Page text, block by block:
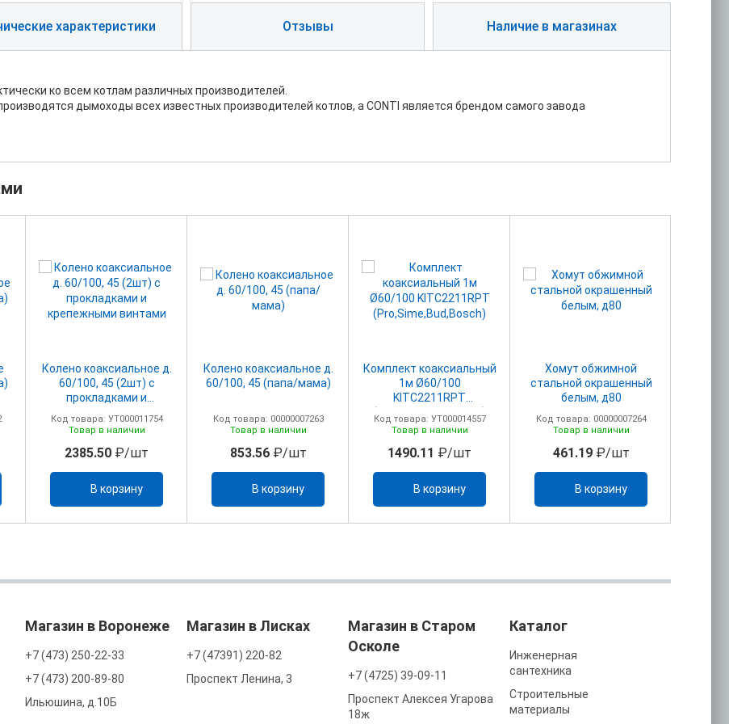
характеристики Отзывы Наличие в магазинах
ко всем котлам различных производителей.
дымоходы всех известных производителей котлов, а CONTI является брендом самого завода
Колено коаксиальное д.
60/100, 45 (2шт) с
прокладками и
Код товара: УТ000011754
Товар в наличии
2385.50 ₽/шт
В корзину
Колено коаксиальное д.
60/100, 45 (папа/мама)
Код товара: 00000007263
Товар в наличии
853.56₽/шт
В корзину
Комплект коаксиальный
1м Ø60/100
KITC2211RPT
Код товара: УТ000014557
Товар в наличии
1490.11 ₽/шт
В корзину
Хомут обжимной
стальной окрашенный
белым, д80
Код товара: 00000007264
Товар в наличии
461.19₽/шт
В корзину
Магазин в Воронеже
+7 (473) 250-22-33
+7 (473) 200-89-80
Ильюшина, д.10Б
Магазин в Лисках
+7 (47391) 220-82
Проспект Ленина, 3
Магазин в Старом
Осколе
+7 (4725) 39-09-11
Проспект Алексея Угарова
18ж
Каталог
Инженерная
сантехника
Строительные
материалы